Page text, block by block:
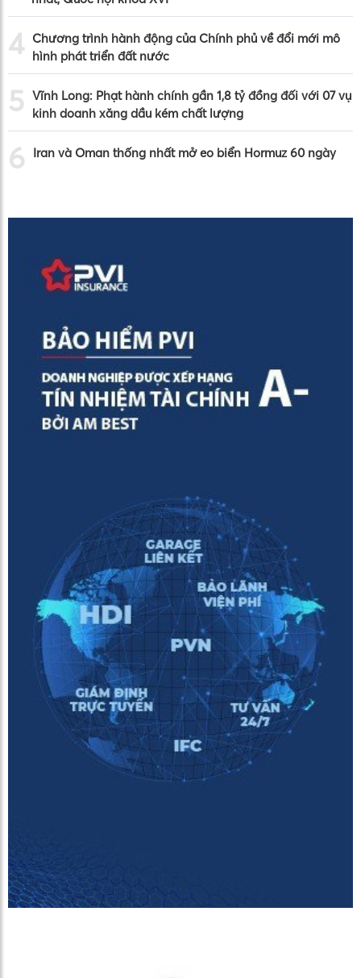
4 Chương trình hành động của Chính phủ về đổi mới mô
hình phát triển đất nước
5 Vĩnh Long: Phạt hành chính gần 1,8 tỷ đồng đối với 07 vụ
kinh doanh xăng dầu kém chất lượng
6 Iran và Oman thống nhất mở eo biển Hormuz 60 ngày